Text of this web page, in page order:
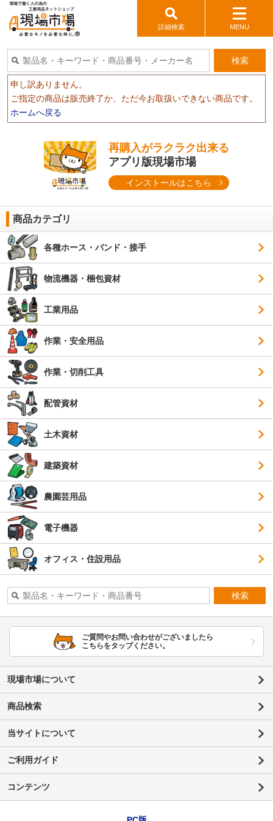
詳細検索 MENU
検索
申し訳ありません。
ご指定の商品は販売終了か、ただ今お取扱いできない商品です。
ホームへ戻る
再購入がラクラク出来る
アプリ版現場市場
インストールはこちら
商品カテゴリ
各種ホース・バンド・接手
物流機器・梱包資材
工業用品
作業・安全用品
作業・切削工具
配管資材
土木資材
建築資材
農園芸用品
電子機器
オフィス・住設用品
検索
ご質問やお問い合わせがございましたら
こちらをタップください。
現場市場について
商品検索
当サイトについて
ご利用ガイド
コンテンツ